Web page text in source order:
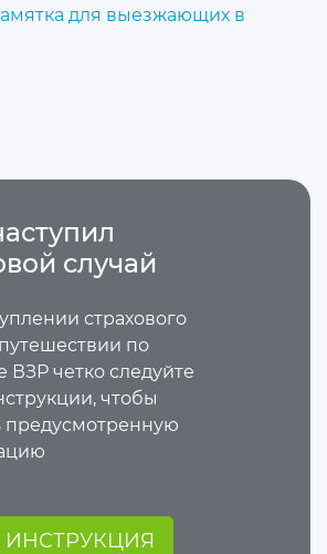
для выезжающих в
случай
страхового
по
ВЗР четко следуйте
чтобы
предусмотренную
ИНСТРУКЦИЯ